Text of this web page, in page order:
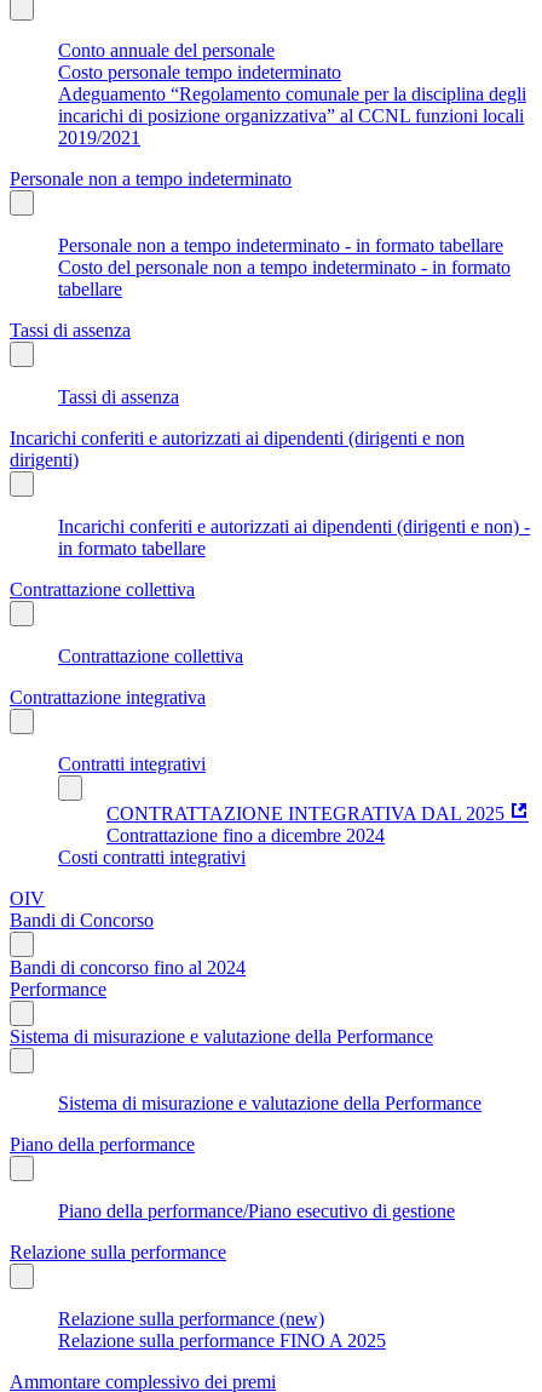
Conto annuale del personale
Costo personale tempo indeterminato
Adeguamento “Regolamento comunale per la disciplina degli
incarichi di posizione organizzativa” al CCNL funzioni locali
2019/2021
Personale non a tempo indeterminato
Personale non a tempo indeterminato - in formato tabellare
Costo del personale non a tempo indeterminato - in formato
tabellare
Tassi di assenza
Tassi di assenza
Incarichi conferiti e autorizzati ai dipendenti (dirigenti e non
dirigenti)
Incarichi conferiti e autorizzati ai dipendenti (dirigenti e non) -
in formato tabellare
Contrattazione collettiva
Contrattazione collettiva
Contrattazione integrativa
Contratti integrativi
CONTRATTAZIONE INTEGRATIVA DAL 2025
Contrattazione fino a dicembre 2024
Costi contratti integrativi
OIV
Bandi di Concorso
Bandi di concorso fino al 2024
Performance
Sistema di misurazione e valutazione della Performance
Sistema di misurazione e valutazione della Performance
Piano della performance
Piano della performance/Piano esecutivo di gestione
Relazione sulla performance
Relazione sulla performance (new)
Relazione sulla performance FINO A 2025
Ammontare complessivo dei premi